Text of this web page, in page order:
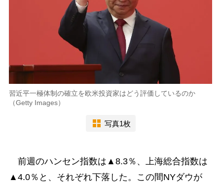
習近平一極体制の確立を欧米投資家はどう評価しているのか
（Getty Images）
写真1枚
前週のハンセン指数は▲8.3％、上海総合指数は
▲4.0％と、それぞれ下落した。この間NYダウが